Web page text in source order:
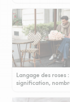
Langage des roses :
signification,